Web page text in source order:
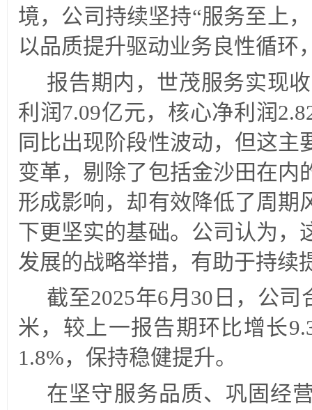
境，公司持续坚持“服务至上
以品质提升驱动业务良性循环
报告期内，世茂服务实现
利润7.09亿元，核心净利润
同比出现阶段性波动，但这主
变革，剔除了包括金沙田在内
形成影响，却有效降低了周期
下更坚实的基础。公司认为，
发展的战略举措，有助于持续
截至2025年6月30日，公
米，较上一报告期环比增长
1.8%，保持稳健提升。
在坚守服务品质、巩固经